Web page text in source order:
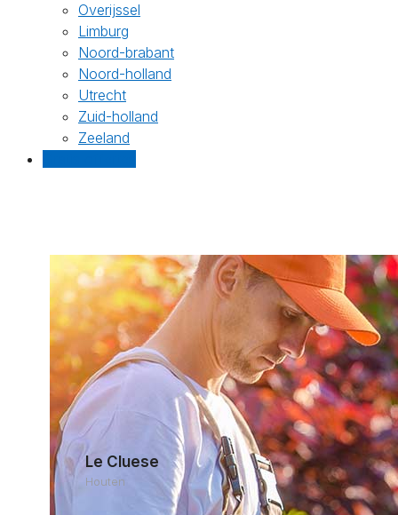
Overijssel
Limburg
Noord-brabant
Noord-holland
Utrecht
Zuid-holland
Zeeland
Le Cluese
Houten